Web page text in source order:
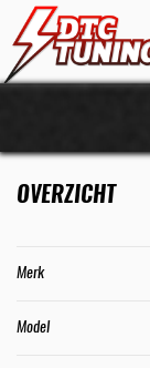
OVERZICHT
Merk
Model